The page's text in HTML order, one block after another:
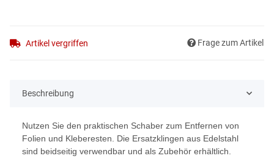
Artikel vergriffen Frage zum Artikel
Beschreibung
Nutzen Sie den praktischen Schaber zum Entfernen von
Folien und Kleberesten. Die Ersatzklingen aus Edelstahl
sind beidseitig verwendbar und als Zubehör erhältlich.